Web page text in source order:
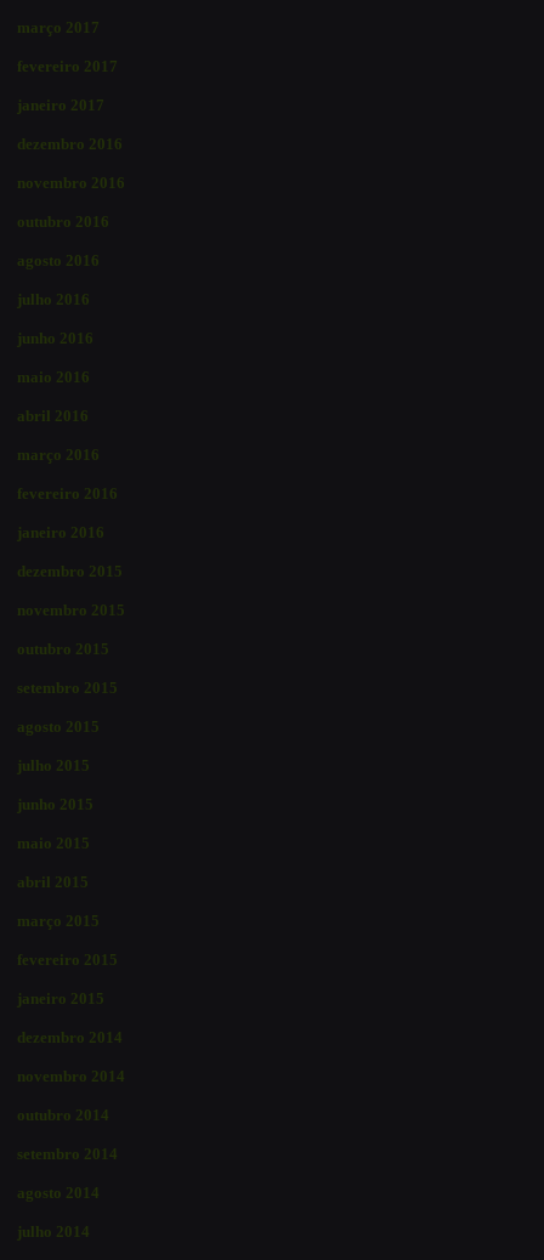
março 2017
fevereiro 2017
janeiro 2017
dezembro 2016
novembro 2016
outubro 2016
agosto 2016
julho 2016
junho 2016
maio 2016
abril 2016
março 2016
fevereiro 2016
janeiro 2016
dezembro 2015
novembro 2015
outubro 2015
setembro 2015
agosto 2015
julho 2015
junho 2015
maio 2015
abril 2015
março 2015
fevereiro 2015
janeiro 2015
dezembro 2014
novembro 2014
outubro 2014
setembro 2014
agosto 2014
julho 2014